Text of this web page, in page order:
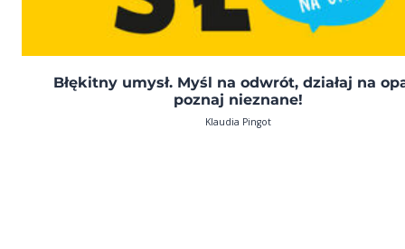
Błękitny umysł. Myśl na odwrót, działaj na
poznaj nieznane!
Klaudia Pingot